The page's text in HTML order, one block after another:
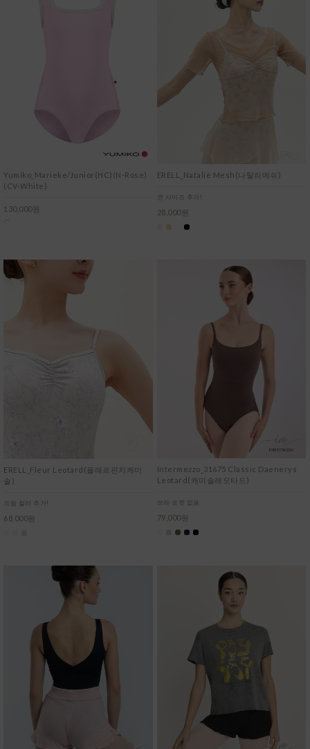
Yumiko_Marieke/Junior(HC)(N-Rose)
(CV-White)
130,000원
ERELL_Natalie Mesh(나탈리메쉬)
큰 사이즈 추가!
28,000원
ERELL_Fleur Leotard(플레르핀치캐미
솔)
크림 컬러 추가!
68,000원
Intermezzo_31675 Classic Daenerys
Leotard(캐미솔레오타드)
브라 포켓 없음
79,000원